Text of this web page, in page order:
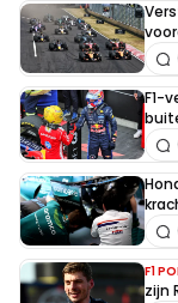
F1-
F1
zijn